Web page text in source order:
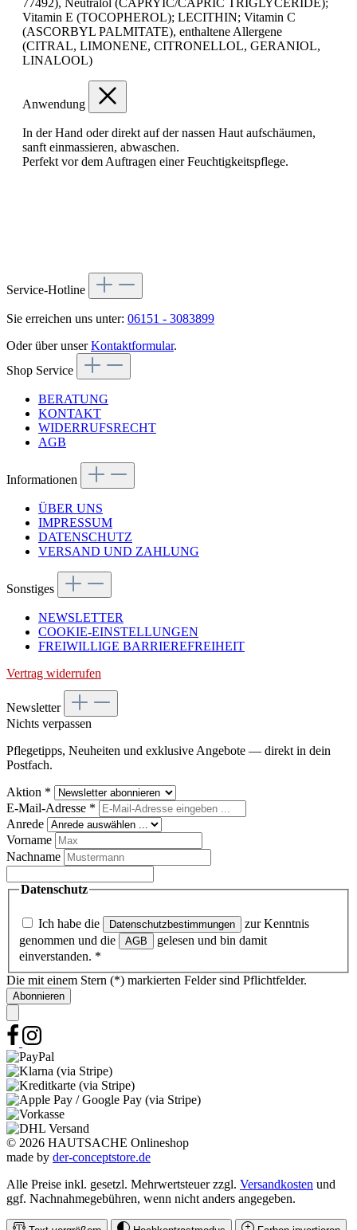
Vitamin E (TOCOPHEROL); LECITHIN; Vitamin C
(ASCORBYL PALMITATE), enthaltene Allergene
(CITRAL, LIMONENE, CITRONELLOL, GERANIOL,
LINALOOL)
Anwendung
In der Hand oder direkt auf der nassen Haut aufschäumen,
sanft einmassieren, abwaschen.
Perfekt vor dem Auftragen einer Feuchtigkeitspflege.
Service-Hotline
Sie erreichen uns unter: 06151 - 3083899
Oder über unserKontaktformular.
Shop Service
BERATUNG
KONTAKT
WIDERRUFSRECHT
AGB
Informationen
ÜBER UNS
IMPRESSUM
DATENSCHUTZ
VERSAND UND ZAHLUNG
Sonstiges
NEWSLETTER
COOKIE-EINSTELLUNGEN
FREIWILLIGE BARRIEREFREIHEIT
Vertrag widerrufen
Newsletter
Nichts verpassen
Pflegetipps, Neuheiten und exklusive Angebote — direkt in dein
Postfach.
Aktion *
E-Mail-Adresse *
Anrede
Vorname
Nachname
Datenschutz
Ich habe die Datenschutzbestimmungen
zur Kenntnis
genommen und die
AGB
gelesen und bin damit
einverstanden. *
Die mit einem Stern (*) markierten Felder sind Pflichtfelder.
Abonnieren
© 2026 HAUTSACHE Onlineshop
made by der-conceptstore.de
Alle Preise inkl. gesetzl. Mehrwertsteuer zzgl. Versandkosten und
ggf. Nachnahmegebühren, wenn nicht anders angegeben.